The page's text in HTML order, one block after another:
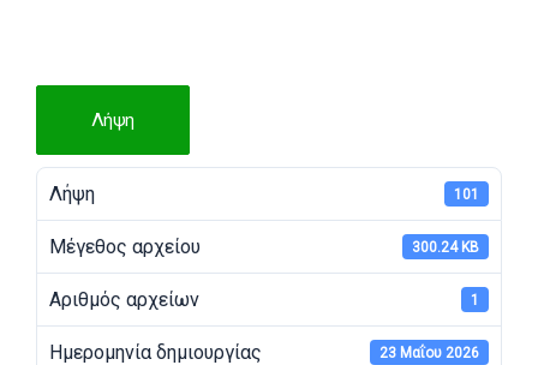
Λήψη
Λήψη 101
Μέγεθος αρχείου 300.24 KB
Αριθμός αρχείων 1
Ημερομηνία δημιουργίας 23 Μαΐου 2026